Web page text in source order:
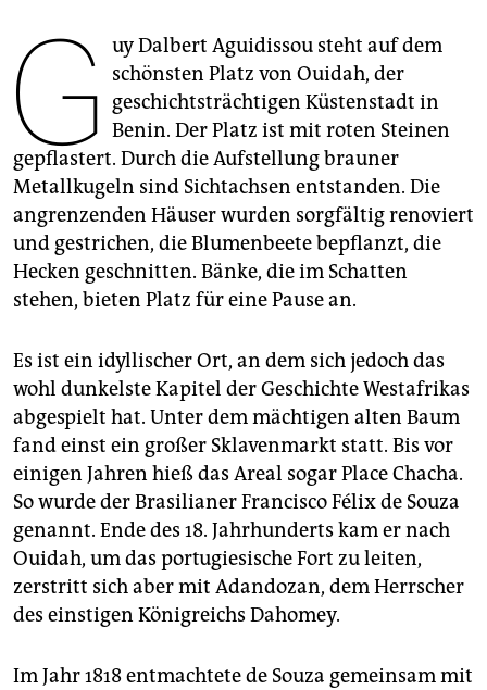
genossenschaft
epaper login
G uy Dalbert Aguidissou steht auf dem
schönsten Platz von Ouidah, der
geschichtsträchtigen Küstenstadt in
Benin. Der Platz ist mit roten Steinen
gepflastert. Durch die Aufstellung brauner
Metallkugeln sind Sichtachsen entstanden. Die
angrenzenden Häuser wurden sorgfältig renoviert
und gestrichen, die Blumenbeete bepflanzt, die
Hecken geschnitten. Bänke, die im Schatten
stehen, bieten Platz für eine Pause an.
Es ist ein idyllischer Ort, an dem sich jedoch das
wohl dunkelste Kapitel der Geschichte Westafrikas
abgespielt hat. Unter dem mächtigen alten Baum
fand einst ein großer Sklavenmarkt statt. Bis vor
einigen Jahren hieß das Areal sogar Place Chacha.
So wurde der Brasilianer Francisco Félix de Souza
genannt. Ende des 18. Jahrhunderts kam er nach
Ouidah, um das portugiesische Fort zu leiten,
zerstritt sich aber mit Adandozan, dem Herrscher
des einstigen Königreichs Dahomey.
Im Jahr 1818 entmachtete de Souza gemeinsam mit